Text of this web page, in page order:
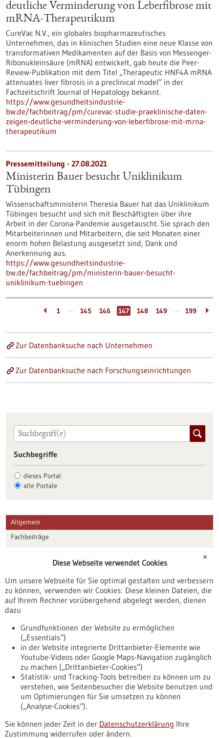
deutliche Verminderung von Leberfibrose mit
mRNA-Therapeutikum
CureVac N.V., ein globales biopharmazeutisches
Unternehmen, das in klinischen Studien eine neue Klasse von
transformativen Medikamenten auf der Basis von Messenger-
Ribonukleinsäure (mRNA) entwickelt, gab heute die Peer-
Review-Publikation mit dem Titel „Therapeutic HNF4A mRNA
attenuates liver fibrosis in a preclinical model” in der
Fachzeitschrift Journal of Hepatology bekannt.
https://www.gesundheitsindustrie-
bw.de/fachbeitrag/pm/curevac-studie-praeklinische-daten-
zeigen-deutliche-verminderung-von-leberfibrose-mit-mrna-
therapeutikum
Pressemitteilung - 27.08.2021
Ministerin Bauer besucht Uniklinikum
Tübingen
Wissenschaftsministerin Theresia Bauer hat das Uniklinikum
Tübingen besucht und sich mit Beschäftigten über ihre
Arbeit in der Corona-Pandemie ausgetauscht. Sie sprach den
Mitarbeiterinnen und Mitarbeitern, die seit Monaten einer
enorm hohen Belastung ausgesetzt sind, Dank und
Anerkennung aus.
https://www.gesundheitsindustrie-
bw.de/fachbeitrag/pm/ministerin-bauer-besucht-
uniklinikum-tuebingen
1 … 145 146 147 148 149 … 199
Zur Datenbanksuche nach Unternehmen
Zur Datenbanksuche nach Forschungseinrichtungen
Suchbegriffe
dieses Portal
alle Portale
Allgemein
Fachbeiträge
Veranstaltungen
Erscheinungsdatum
Nach oben
Informiert bleiben
✕
Diese Webseite verwendet Cookies
Um unsere Webseite für Sie optimal gestalten und verbessern
zu können, verwenden wir Cookies: Diese kleinen Dateien, die
auf Ihrem Rechner vorübergehend abgelegt werden, dienen
dazu
Grundfunktionen der Website zu ermöglichen
(„Essentials“)
in der Website integrierte Drittanbieter-Elemente wie
Youtube-Videos oder Google Maps-Navigation zugänglich
zu machen („Drittanbieter-Cookies“)
Statistik- und Tracking-Tools betreiben zu können um zu
verstehen, wie Seitenbesucher die Website benutzen und
um Optimierungen für Sie umsetzen zu können
(„Analyse-Cookies“).
Sie können jeder Zeit in der Datenschutzerklärung Ihre
Zustimmung widerrufen oder ändern.